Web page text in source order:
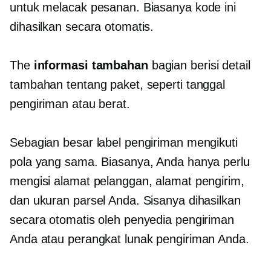
untuk melacak pesanan. Biasanya kode ini
dihasilkan secara otomatis.
The informasi tambahan bagian berisi detail
tambahan tentang paket, seperti tanggal
pengiriman atau berat.
Sebagian besar label pengiriman mengikuti
pola yang sama. Biasanya, Anda hanya perlu
mengisi alamat pelanggan, alamat pengirim,
dan ukuran parsel Anda. Sisanya dihasilkan
secara otomatis oleh penyedia pengiriman
Anda atau perangkat lunak pengiriman Anda.